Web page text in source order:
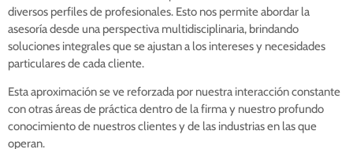
diversos perfiles de profesionales. Esto nos permite abordar la
asesoría desde una perspectiva multidisciplinaria, brindando
soluciones integrales que se ajustan a los intereses y necesidades
particulares de cada cliente.
Esta aproximación se ve reforzada por nuestra interacción constante
con otras áreas de práctica dentro de la firma y nuestro profundo
conocimiento de nuestros clientes y de las industrias en las que
operan.